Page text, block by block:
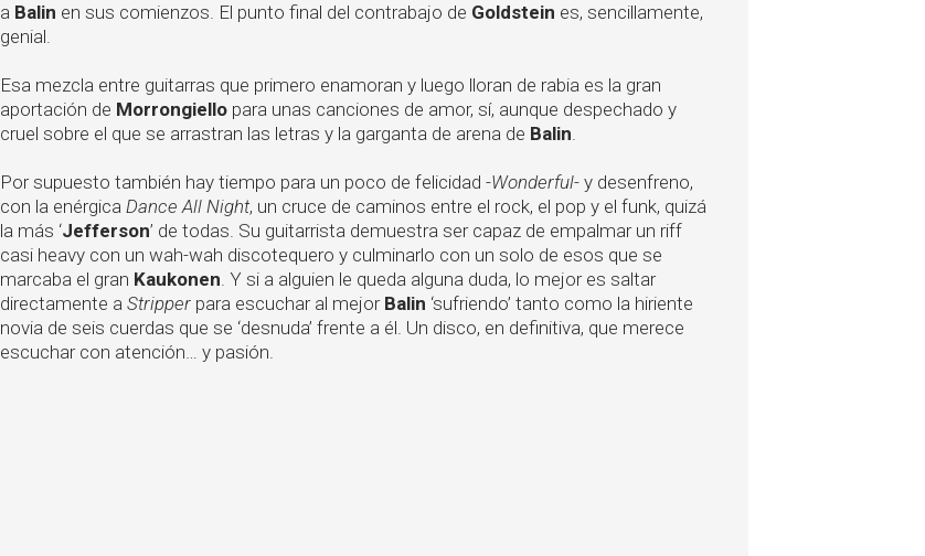
a Balin en sus comienzos. El punto final del contrabajo de Goldstein es, sencillamente,
genial.
Esa mezcla entre guitarras que primero enamoran y luego lloran de rabia es la gran
aportación de Morrongiello para unas canciones de amor, sí, aunque despechado y
cruel sobre el que se arrastran las letras y la garganta de arena de Balin.
Por supuesto también hay tiempo para un poco de felicidad -Wonderful- y desenfreno,
con la enérgica Dance All Night, un cruce de caminos entre el rock, el pop y el funk, quizá
la más ‘Jefferson’ de todas. Su guitarrista demuestra ser capaz de empalmar un riff
casi heavy con un wah-wah discotequero y culminarlo con un solo de esos que se
marcaba el gran Kaukonen. Y si a alguien le queda alguna duda, lo mejor es saltar
directamente a Stripper para escuchar al mejor Balin ‘sufriendo’ tanto como la hiriente
novia de seis cuerdas que se ‘desnuda’ frente a él. Un disco, en definitiva, que merece
escuchar con atención… y pasión.